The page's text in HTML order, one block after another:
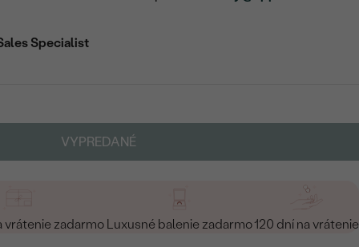
Specialist
VYPREDANÉ
vrátenie zadarmo Luxusné balenie zadarmo120 dní na vrátenie